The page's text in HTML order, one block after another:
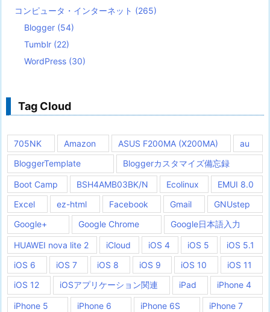
コンピュータ・インターネット (265)
Blogger (54)
Tumblr (22)
WordPress (30)
Tag Cloud
705NK Amazon ASUS F200MA (X200MA)
au
BloggerTemplate
Bloggerカスタマイズ備忘録
Boot Camp BSH4AMB03BK/N Ecolinux
EMUI 8.0
Excel
ez-html Facebook Gmail
GNUstep
Google+
Google Chrome Google日本語入力
HUAWEI nova lite 2 iCloud iOS 4 iOS 5
iOS 5.1
iOS 6
iOS 7 iOS 8 iOS 9 iOS 10
iOS 11
iOS 12
iOSアプリケーション関連 iPad iPhone 4
iPhone 5 iPhone 6 iPhone 6S
iPhone 7